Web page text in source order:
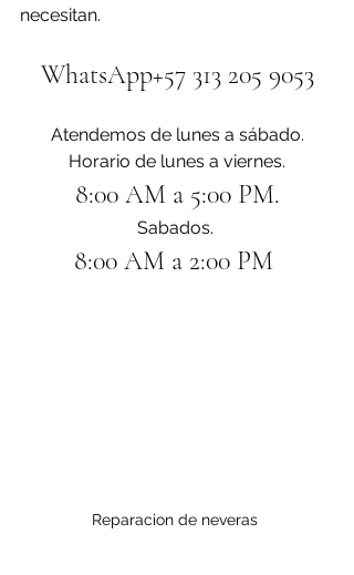
necesitan.
WhatsApp+57 313 205 9053
Atendemos de lunes a sábado.
Horario de lunes a viernes.
8:00 AM a 5:00 PM.
Sabados.
8:00 AM a 2:00 PM
Reparacion de neveras